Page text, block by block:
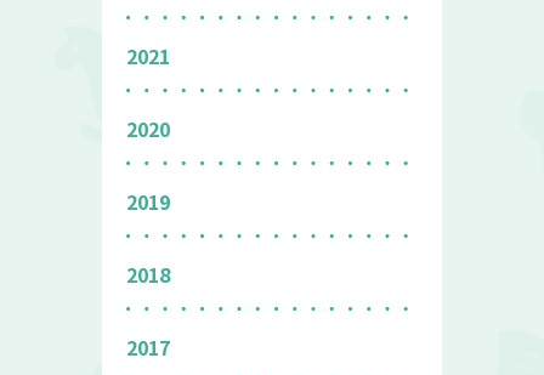
2021
2020
2019
2018
2017